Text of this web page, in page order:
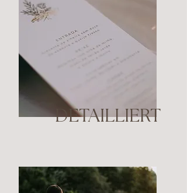
DETAILLIERT